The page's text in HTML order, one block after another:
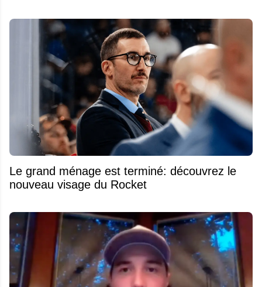
Le grand ménage est terminé: découvrez le
nouveau visage du Rocket